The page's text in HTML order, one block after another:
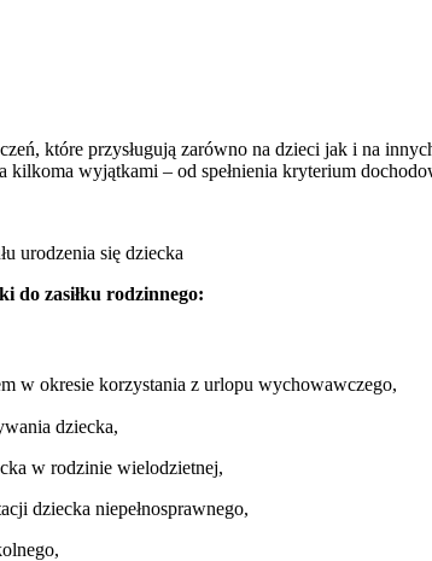
które przysługują zarówno na dzieci jak i na
kilkoma wyjątkami – od spełnienia kryterium
się dziecka
zasiłku rodzinnego:
w okresie korzystania z urlopu wychowawczego,
dziecka,
w rodzinie wielodzietnej,
dziecka niepełnosprawnego,